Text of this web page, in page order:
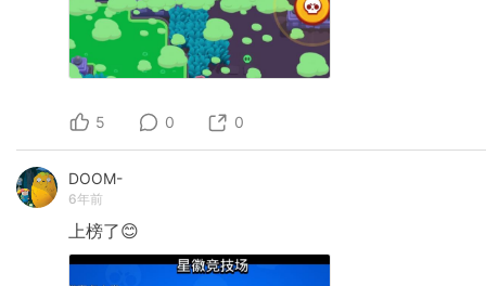
5 0 0
DOOM-
6年前
上榜了😊